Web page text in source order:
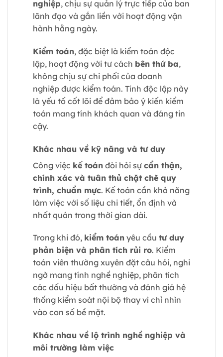
nghiệp, chịu sự quản lý trực tiếp của ban
lãnh đạo và gắn liền với hoạt động vận
hành hằng ngày.
Kiểm toán, đặc biệt là kiểm toán độc
lập, hoạt động với tư cách bên thứ ba,
không chịu sự chi phối của doanh
nghiệp được kiểm toán. Tính độc lập này
là yếu tố cốt lõi để đảm bảo ý kiến kiểm
toán mang tính khách quan và đáng tin
cậy.
Khác nhau về kỹ năng và tư duy
Công việc kế toán đòi hỏi sự cẩn thận,
chính xác và tuân thủ chặt chẽ quy
trình, chuẩn mực. Kế toán cần khả năng
làm việc với số liệu chi tiết, ổn định và
nhất quán trong thời gian dài.
Trong khi đó, kiểm toán yêu cầu tư duy
phản biện và phân tích rủi ro. Kiểm
toán viên thường xuyên đặt câu hỏi, nghi
ngờ mang tính nghề nghiệp, phân tích
các dấu hiệu bất thường và đánh giá hệ
thống kiểm soát nội bộ thay vì chỉ nhìn
vào con số bề mặt.
Khác nhau về lộ trình nghề nghiệp và
môi trường làm việc